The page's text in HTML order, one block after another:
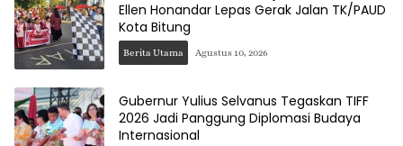
Ellen Honandar Lepas Gerak Jalan TK/PAUD
Kota Bitung
Berita Utama Agustus 10, 2026
Gubernur Yulius Selvanus Tegaskan TIFF
2026 Jadi Panggung Diplomasi Budaya
Internasional